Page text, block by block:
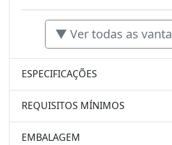
▼ Ver todas as
ESPECIFICAÇÕES
REQUISITOS MÍNIMOS
EMBALAGEM